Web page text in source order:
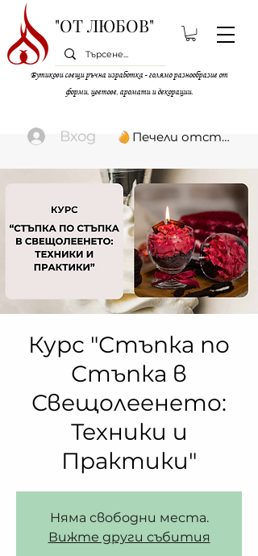
"ОТ ЛЮБОВ"
Бутикови свещи ръчна изработка - голямо разнообразие от
форми, цветове, аромати и декорации.
Вход Печели отстъпки
Курс "Стъпка по
Стъпка в
Свещолеенето:
Техники и
Практики"
Няма свободни места.
Вижте други събития